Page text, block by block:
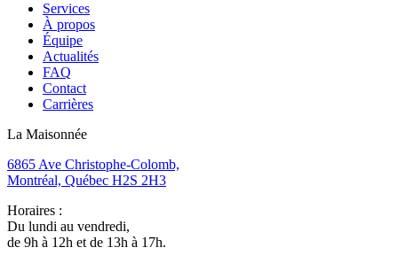
Services
À propos
Équipe
Actualités
FAQ
Contact
Carrières
La Maisonnée
6865 Ave Christophe-Colomb,
Montréal, Québec H2S 2H3
Horaires :
Du lundi au vendredi,
de 9h à 12h et de 13h à 17h.